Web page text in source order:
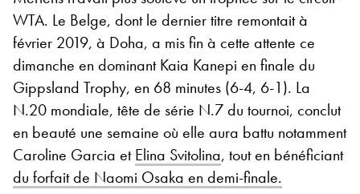
WTA. Le Belge, dont le dernier titre remontait à
février 2019, à Doha, a mis fin à cette attente ce
dimanche en dominant Kaia Kanepi en finale du
Gippsland Trophy, en 68 minutes (6-4, 6-1). La
N.20 mondiale, tête de série N.7 du tournoi, conclut
en beauté une semaine où elle aura battu notamment
Caroline Garcia etElina Svitolina, tout en bénéficiant
du forfait de Naomi Osaka en demi-finale.